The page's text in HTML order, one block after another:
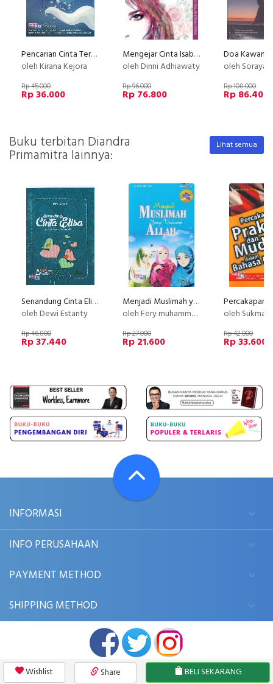
Pencarian Cinta Terakhir
oleh Kirana Kejora
Rp 45.000
Rp 36.000
Mengejar Cinta Isabella
oleh Dinni Adhiawaty
Rp 96.000
Rp 76.800
Doa Kawan
oleh Soraya
Rp 108.000
Rp 86.400
Buku terbitan Diandra
Primamitra lainnya:
Lihat semua
Senandung Cinta Elisa (Novel Remaja Masa Kini)
oleh Dewi Estanty
Rp 46.800
Rp 37.440
Menjadi Muslimah yang Dicintai Allah 2
oleh Fery muhammad dkk
Rp 27.000
Rp 21.600
oleh Sukma
Rp 42.000
Rp 33.600
Wishlist Share BELI SEKARANG
INFORMASI
INFO PERUSAHAAN
PAYMENT METHOD
SHIPPING METHOD
© 2006 - 2026 BUKUKITA.COM